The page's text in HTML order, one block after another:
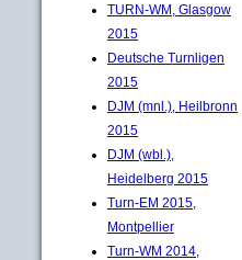
TURN-WM, Glasgow
2015
Deutsche Turnligen
2015
DJM (mnl.), Heilbronn
2015
DJM (wbl.),
Heidelberg 2015
Turn-EM 2015,
Montpellier
Turn-WM 2014,